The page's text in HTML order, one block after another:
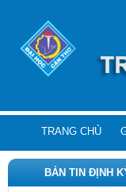
TRANG CHỦ
BẢN TIN ĐỊNH